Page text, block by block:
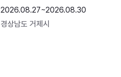
2026.08.27~2026.08.30
경상남도 거제시